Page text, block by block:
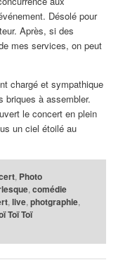
Désolé pour
Après, si des
mes services, on peut
chargé et sympathique
briques à assembler.
le concert en plein
un ciel étoilé au
, Photo
, comédie
, live, photgraphie,
Toï Toï